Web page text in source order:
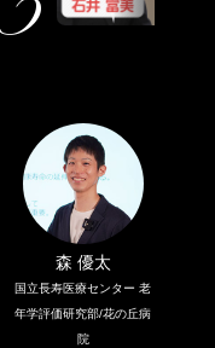
森 優太
国立長寿医療センター 老
年学評価研究部/花の丘病
院